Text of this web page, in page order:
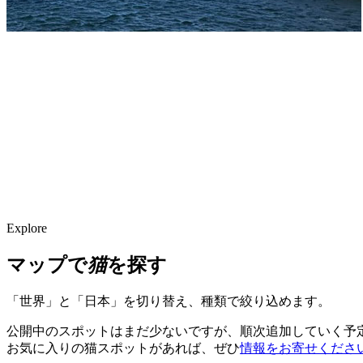
Explore
マップで猫を探す
「世界」と「日本」を切り替え、種類で絞り込めます。
公開中のスポットはまだ少ないですが、順次追加していく予
お気に入りの猫スポットがあれば、ぜひ情報をお寄せくださ